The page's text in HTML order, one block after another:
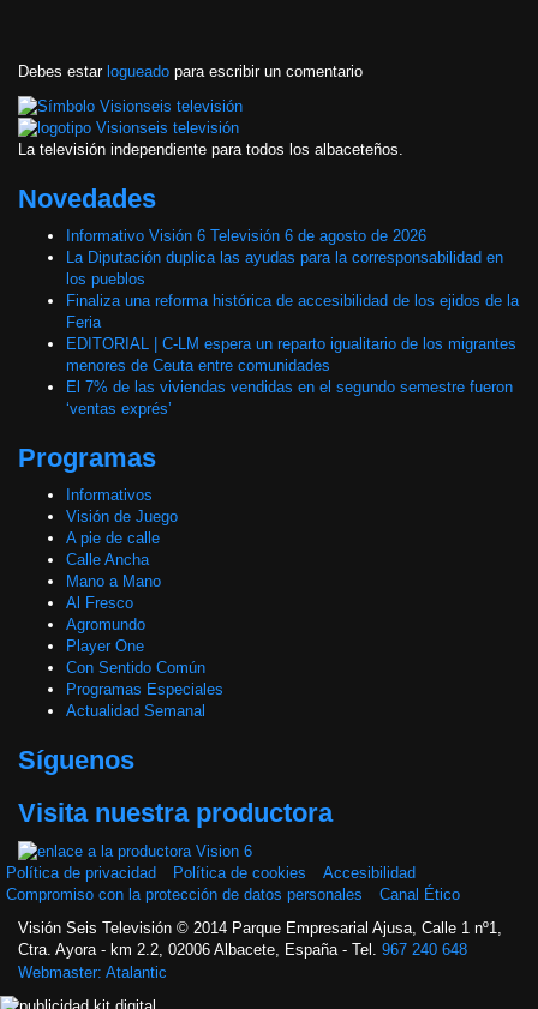
Debes estar logueado para escribir un comentario
La televisión independiente para todos los albaceteños.
Novedades
Informativo Visión 6 Televisión 6 de agosto de 2026
La Diputación duplica las ayudas para la corresponsabilidad en
los pueblos
Finaliza una reforma histórica de accesibilidad de los ejidos de la
Feria
EDITORIAL | C-LM espera un reparto igualitario de los migrantes
menores de Ceuta entre comunidades
El 7% de las viviendas vendidas en el segundo semestre fueron
‘ventas exprés’
Programas
Informativos
Visión de Juego
A pie de calle
Calle Ancha
Mano a Mano
Al Fresco
Agromundo
Player One
Con Sentido Común
Programas Especiales
Actualidad Semanal
Síguenos
Visita nuestra productora
Política de privacidad Política de cookies
Accesibilidad
Compromiso con la protección de datos personales
Canal Ético
Visión Seis Televisión © 2014 Parque Empresarial Ajusa, Calle 1 nº1,
Ctra. Ayora - km 2.2, 02006 Albacete, España - Tel. 967 240 648
Webmaster: Atalantic